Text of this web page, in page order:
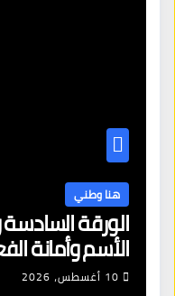
هنا وطني
الورقة
الأسم وأمانة
صادق الأمين فى
10 أغسطس، 2026